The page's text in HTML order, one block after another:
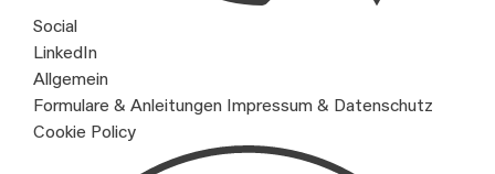
Social
LinkedIn
Allgemein
Formulare & Anleitungen Impressum & Datenschutz
Cookie Policy